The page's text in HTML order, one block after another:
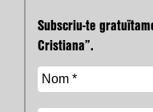
Subscriu-te
Cristiana”.